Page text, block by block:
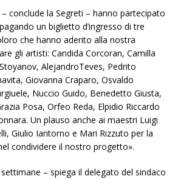
conclude la Segreti – hanno partecipato
un biglietto d’ingresso di tre
che hanno aderito alla nostra
gli artisti: Candida Corcoran, Camilla
AlejandroTeves, Pedrito
Giovanna Craparo, Osvaldo
Nuccio Guido, Benedetto Giusta,
Posa, Orfeo Reda, Elpidio Riccardo
Un plauso anche ai maestri Luigi
Giulio Iantorno e Mari Rizzuto per la
condividere il nostro progetto».
– spiega il delegato del sindaco